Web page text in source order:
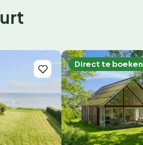
Direct te boeken